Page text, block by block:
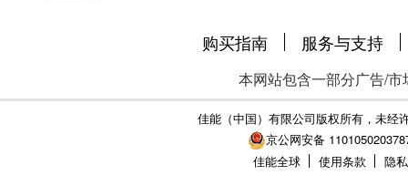
购买指南 服务与支持
本网站包含一部分广告/
佳能（中国）有限公司版权所有，未经
京公网安备
佳能全球
使用条款 隐